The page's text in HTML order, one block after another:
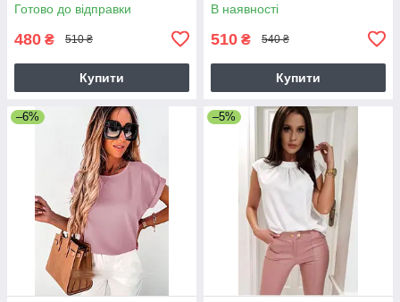
Готово до відправки
480 ₴ 510 ₴
Купити
В наявності
510 ₴ 540 ₴
Купити
–6% –5%